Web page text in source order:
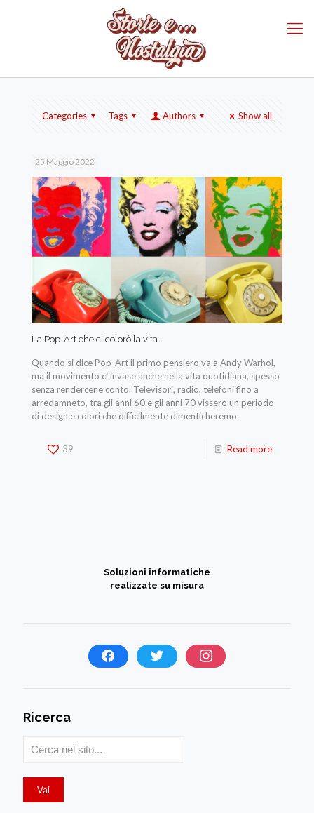
Categories Tags Authors Show all
25 Maggio 2022
La Pop-Art che ci colorò la vita.
Quando si dice Pop-Art il primo pensiero va a Andy Warhol,
ma il movimento ci invase anche nella vita quotidiana, spesso
senza rendercene conto. Televisori, radio, telefoni fino a
arredamneto, tra gli anni 60 e gli anni 70 vissero un periodo
di design e colori che difficilmente dimenticheremo.
39 Read more
Soluzioni informatiche
realizzate su misura
Ricerca